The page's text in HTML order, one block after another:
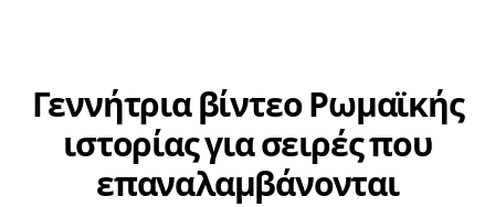
Γεννήτρια βίντεο Ρωμαϊκής
ιστορίας για σειρές που
επαναλαμβάνονται